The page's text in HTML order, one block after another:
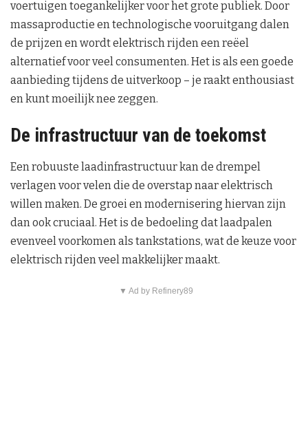
voertuigen toegankelijker voor het grote publiek. Door
massaproductie en technologische vooruitgang dalen
de prijzen en wordt elektrisch rijden een reëel
alternatief voor veel consumenten. Het is als een goede
aanbieding tijdens de uitverkoop – je raakt enthousiast
en kunt moeilijk nee zeggen.
De infrastructuur van de toekomst
Een robuuste laadinfrastructuur kan de drempel
verlagen voor velen die de overstap naar elektrisch
willen maken. De groei en modernisering hiervan zijn
dan ook cruciaal. Het is de bedoeling dat laadpalen
evenveel voorkomen als tankstations, wat de keuze voor
elektrisch rijden veel makkelijker maakt.
▼ Ad by Refinery89